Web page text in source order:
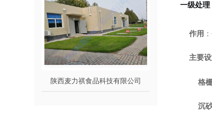
陕西麦力祺食品科技有限公司
一级处
作用
主要
格
沉